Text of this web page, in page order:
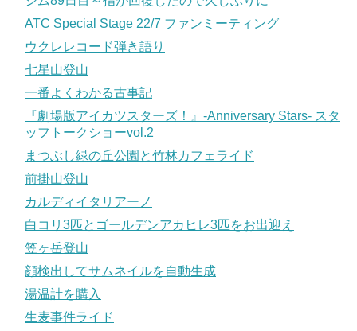
ATC Special Stage 22/7 ファンミーティング
ウクレレコード弾き語り
七星山登山
一番よくわかる古事記
『劇場版アイカツスターズ！』-Anniversary Stars- スタ
ッフトークショーvol.2
まつぶし緑の丘公園と竹林カフェライド
前掛山登山
カルディイタリアーノ
白コリ3匹とゴールデンアカヒレ3匹をお出迎え
笠ヶ岳登山
顔検出してサムネイルを自動生成
湯温計を購入
生麦事件ライド